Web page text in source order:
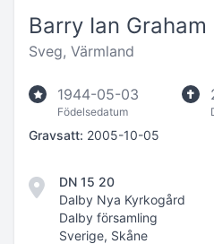
Barry Ian Graham
Sveg, Värmland
1944-05-03
Födelsedatum
Gravsatt: 2005-10-05
DN 15 20
Dalby Nya Kyrkogård
Dalby församling
Sverige, Skåne